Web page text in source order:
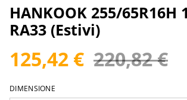
HANKOOK 255/65R16H
RA33 (Estivi)
125,42 € 220,82 €
DIMENSIONE